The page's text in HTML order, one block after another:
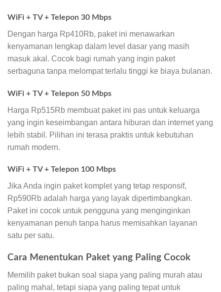
WiFi + TV + Telepon 30 Mbps
Dengan harga Rp410Rb, paket ini menawarkan
kenyamanan lengkap dalam level dasar yang masih
masuk akal. Cocok bagi rumah yang ingin paket
serbaguna tanpa melompat terlalu tinggi ke biaya bulanan.
WiFi + TV + Telepon 50 Mbps
Harga Rp515Rb membuat paket ini pas untuk keluarga
yang ingin keseimbangan antara hiburan dan internet yang
lebih stabil. Pilihan ini terasa praktis untuk kebutuhan
rumah modern.
WiFi + TV + Telepon 100 Mbps
Jika Anda ingin paket komplet yang tetap responsif,
Rp590Rb adalah harga yang layak dipertimbangkan.
Paket ini cocok untuk pengguna yang menginginkan
kenyamanan penuh tanpa harus memisahkan layanan
satu per satu.
Cara Menentukan Paket yang Paling Cocok
Memilih paket bukan soal siapa yang paling murah atau
paling mahal, tetapi siapa yang paling tepat untuk